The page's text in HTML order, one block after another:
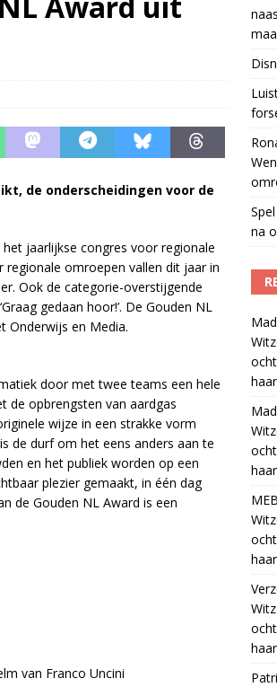
Valk iedere ochtend op Qmusic,
de onderscheidingen voor de
jaarlijkse congres voor regionale
regionale omroepen vallen dit jaar in
Ook de categorie-overstijgende
gedaan hoor!’. De Gouden NL
Onderwijs en Media.
door met twee teams een hele
de opbrengsten van aardgas
wijze in een strakke vorm
de durf om het eens anders aan te
en het publiek worden op een
plezier gemaakt, in één dag
de Gouden NL Award is een
van Franco Uncini
na